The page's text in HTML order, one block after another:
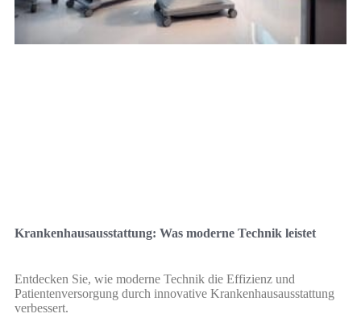
Krankenhausausstattung: Was moderne Technik leistet
Entdecken Sie, wie moderne Technik die Effizienz und
Patientenversorgung durch innovative Krankenhausausstattung
verbessert.